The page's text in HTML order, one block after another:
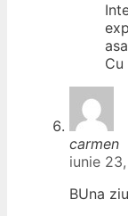
Cu
carmen
iunie
BUna